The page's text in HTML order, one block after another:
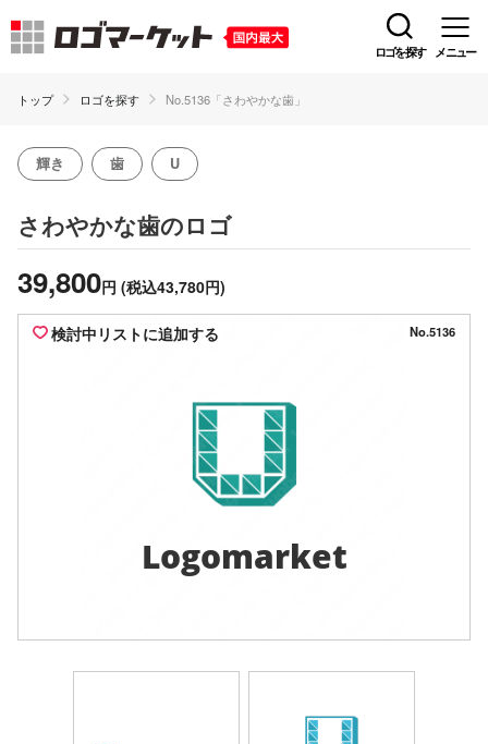
ロゴを探す メニュー
トップ ロゴを探す No.5136「さわやかな歯」
輝き 歯 U
さわやかな歯のロゴ
39,800円 (税込43,780円)
検討中リストに追加する No.5136
Logomarket